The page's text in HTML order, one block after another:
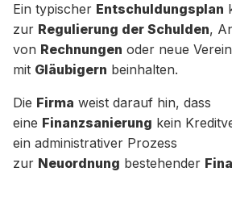
Ein typischer Entschuldungsplan
zur Regulierung der Schulden,
von Rechnungen oder neue
mit Gläubigern beinhalten.
Die Firma weist darauf hin, dass
eine Finanzsanierung kein
ein administrativer Prozess
zur Neuordnung bestehender